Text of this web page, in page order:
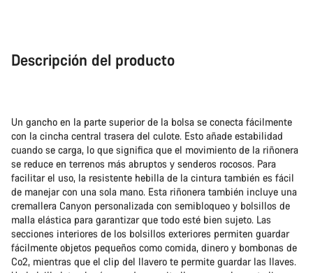
Descripción del producto
Un gancho en la parte superior de la bolsa se conecta fácilmente
con la cincha central trasera del culote. Esto añade estabilidad
cuando se carga, lo que significa que el movimiento de la riñonera
se reduce en terrenos más abruptos y senderos rocosos. Para
facilitar el uso, la resistente hebilla de la cintura también es fácil
de manejar con una sola mano. Esta riñonera también incluye una
cremallera Canyon personalizada con semibloqueo y bolsillos de
malla elástica para garantizar que todo esté bien sujeto. Las
secciones interiores de los bolsillos exteriores permiten guardar
fácilmente objetos pequeños como comida, dinero y bombonas de
Co2, mientras que el clip del llavero te permite guardar las llaves.